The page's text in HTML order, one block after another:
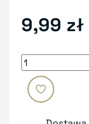
9,99 zł